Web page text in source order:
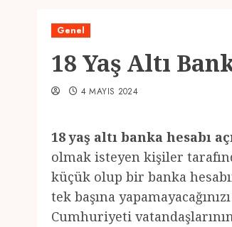
Genel
18 Yaş Altı
4 MAYIS 2024
18 yaş altı banka hesabı
olmak isteyen kişiler
küçük olup bir banka
tek başına
Cumhuriyeti